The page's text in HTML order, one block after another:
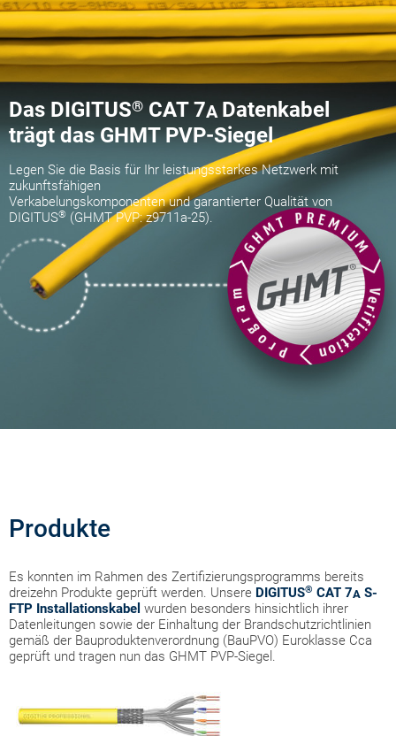
Das DIGITUS® CAT 7A Datenkabel
trägt das GHMT PVP-Siegel
Legen Sie die Basis für Ihr leistungsstarkes Netzwerk mit
zukunftsfähigen
Verkabelungskomponenten und garantierter Qualität von
DIGITUS® (GHMT PVP: z9711a-25).
Produkte
Es konnten im Rahmen des Zertifizierungsprogramms bereits
dreizehn Produkte geprüft werden. Unsere DIGITUS® CAT 7A S-
FTP Installationskabel wurden besonders hinsichtlich ihrer
Datenleitungen sowie der Einhaltung der Brandschutzrichtlinien
gemäß der Bauproduktenverordnung (BauPVO) Euroklasse Cca
geprüft und tragen nun das GHMT PVP-Siegel.